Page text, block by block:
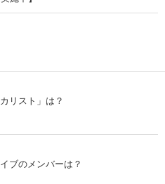
リスト」は？
ブのメンバーは？